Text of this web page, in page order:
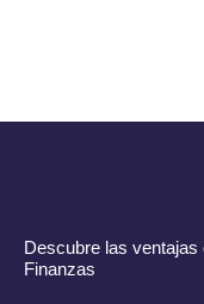
Descubre las
Finanzas